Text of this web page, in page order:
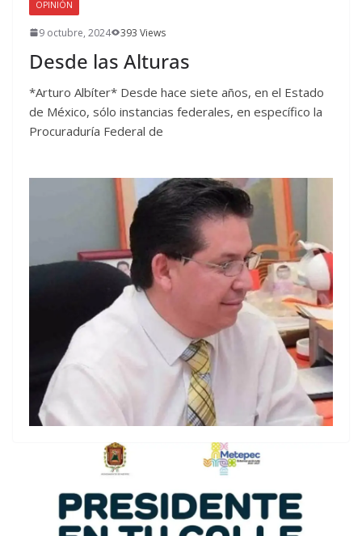
OPINIÓN
9 octubre, 2024 393 Views
Desde las Alturas
*Arturo Albíter* Desde hace siete años, en el Estado
de México, sólo instancias federales, en específico la
Procuraduría Federal de